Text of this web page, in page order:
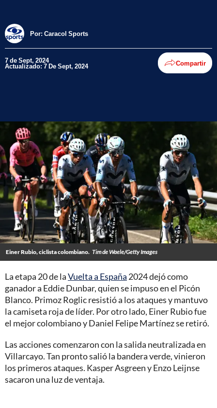
Por: Caracol Sports
7 de Sept, 2024
Actualizado: 7 De Sept, 2024 Compartir
Einer Rubio, ciclista colombiano. Tim de Waele/Getty Images
La etapa 20 de laVuelta a España 2024 dejó como
ganador a Eddie Dunbar, quien se impuso en el Picón
Blanco. Primoz Roglic resistió a los ataques y mantuvo
la camiseta roja de líder. Por otro lado, Einer Rubio fue
el mejor colombiano y Daniel Felipe Martínez se retiró.
Las acciones comenzaron con la salida neutralizada en
Villarcayo. Tan pronto salió la bandera verde, vinieron
los primeros ataques. Kasper Asgreen y Enzo Leijnse
sacaron una luz de ventaja.